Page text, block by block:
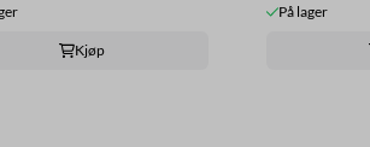
Kjøp
På lager